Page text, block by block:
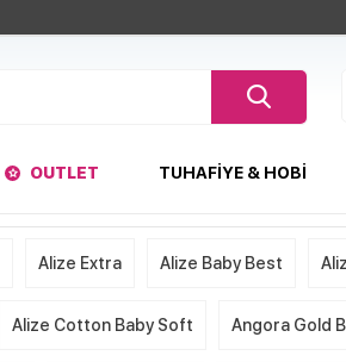
OUTLET TUHAFIYE & HOBI
Alize Extra Alize Baby Best
Alize Cotton Baby Soft Angora Gold